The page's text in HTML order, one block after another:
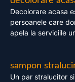
Decolorare acasa
persoanele care
apela la serviciile
sampon
Un par stralucitor